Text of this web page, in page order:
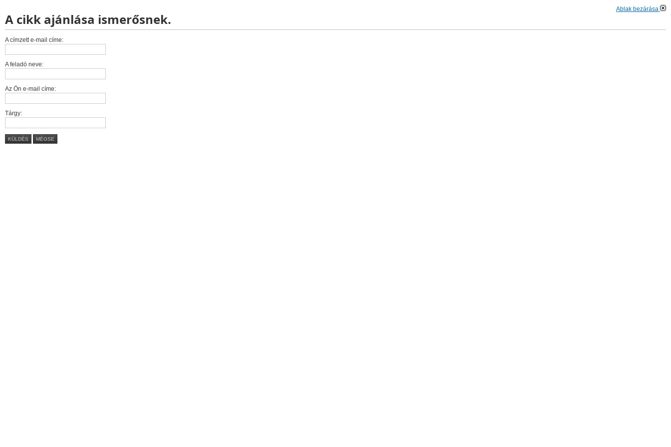
Ablak bezárása
A cikk ajánlása ismerősnek.
A címzett e-mail címe:
A feladó neve:
Az Ön e-mail címe:
Tárgy:
KÜLDÉS MÉGSE